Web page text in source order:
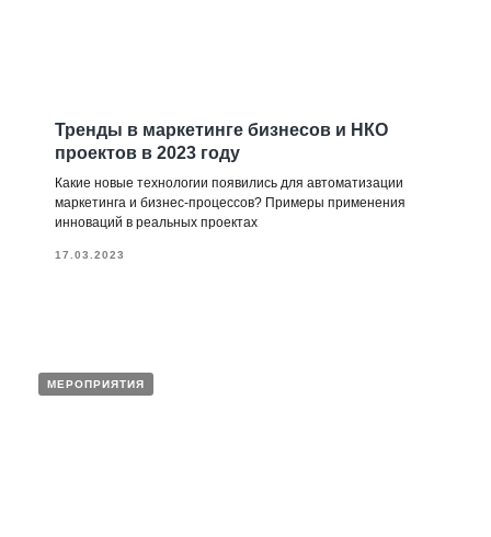
Тренды в маркетинге бизнесов и НКО
проектов в 2023 году
Какие новые технологии появились для автоматизации
маркетинга и бизнес-процессов? Примеры применения
инноваций в реальных проектах
17.03.2023
МЕРОПРИЯТИЯ